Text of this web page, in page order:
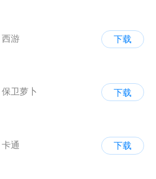
西游
下载
保卫萝卜
下载
卡通
下载